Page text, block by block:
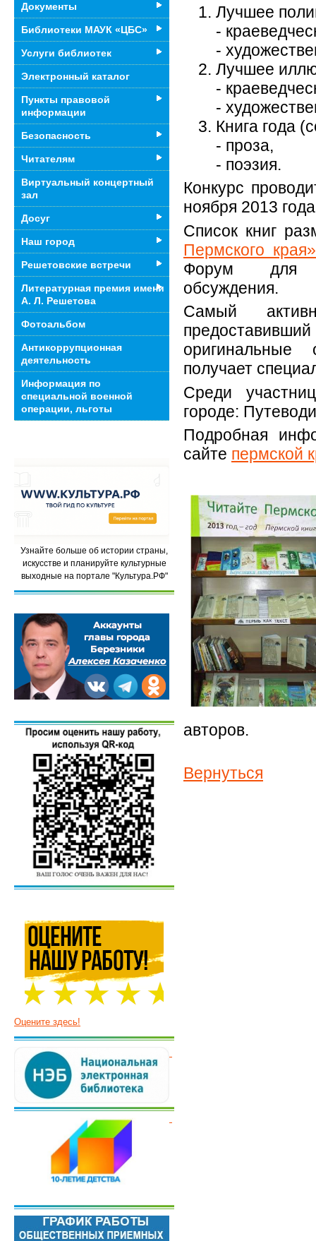
Лучшее
-
-
Лучшее
-
-
Книга года
- проза,
- поэзия.
Конкурс
ноября 2013
Список книг
Пермского края»
Форум для
обсуждения.
Самый
оригинальные
получает
Среди
городе:
Подробная
сайте пермской
авторов.
Вернуться
Документы
Библиотеки МАУК «ЦБС»
Услуги библиотек
Электронный каталог
Пункты правовой
информации
Безопасность
Читателям
Виртуальный концертный
зал
Досуг
Наш город
Решетовские встречи
Литературная премия имени
А. Л. Решетова
Фотоальбом
Антикоррупционная
деятельность
Информация по
специальной военной
операции, льготы
Узнайте больше об истории страны,
искусстве и планируйте культурные
выходные на портале "Культура.РФ"
Оцените здесь!